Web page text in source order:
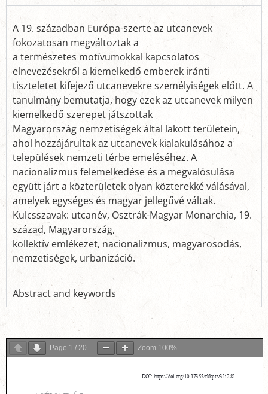
A 19. században Európa-szerte az utcanevek
fokozatosan megváltoztak a
a természetes motívumokkal kapcsolatos
elnevezésekről a kiemelkedő emberek iránti
tiszteletet kifejező utcanevekre személyiségek előtt. A
tanulmány bemutatja, hogy ezek az utcanevek milyen
kiemelkedő szerepet játszottak
Magyarország nemzetiségek által lakott területein,
ahol hozzájárultak az utcanevek kialakulásához a
települések nemzeti térbe emeléséhez. A
nacionalizmus felemelkedése és a megvalósulása
együtt járt a közterületek olyan közterekké válásával,
amelyek egységes és magyar jellegűvé váltak.
Kulcsszavak: utcanév, Osztrák-Magyar Monarchia, 19.
század, Magyarország,
kollektív emlékezet, nacionalizmus, magyarosodás,
nemzetiségek, urbanizáció.
Abstract and keywords
Page 1 / 20 Zoom 100%